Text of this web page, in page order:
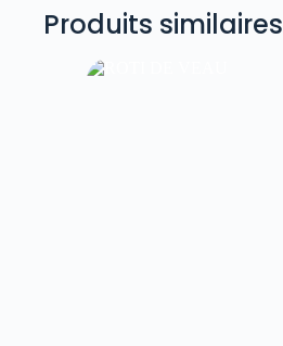
Produits similaires